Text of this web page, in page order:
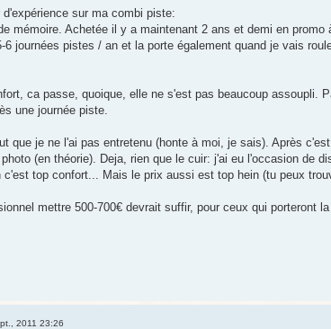
sur ma combi piste:
mémoire. Achetée il y a maintenant 2 ans et demi en
6 journées pistes / an et la porte également quand je vais
ca passe, quoique, elle ne s'est pas beaucoup assoupli.
une journée piste.
que je ne l'ai pas entretenu (honte à moi, je sais). Après
(en théorie). Deja, rien que le cuir: j'ai eu l'occasion de
c'est top confort... Mais le prix aussi est top hein (tu peux
mettre 500-700€ devrait suffir, pour ceux qui porteront
2011 23:26